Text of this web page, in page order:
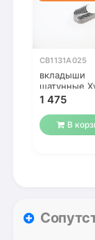
CB1131A025
вкладыши
шатунные
Митсубиси
1 475
В